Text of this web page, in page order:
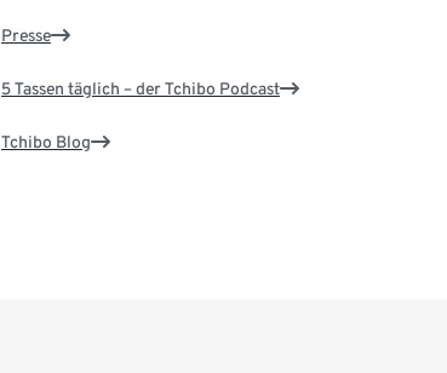
Presse
5 Tassen täglich – der Tchibo Podcast
Tchibo Blog